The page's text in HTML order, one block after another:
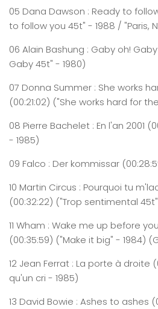
05 Dana Dawson : Readyto
to follow you 45t" - 1988 / "Paris,
06 Alain Bashung : Gaby oh! Gaby
Gaby 45t" - 1980)
07 Donna Summer : She works
(00:21:02) ("She works hard for
08 Pierre Bachelet : En l'an 2001 (0
- 1985)
09 Falco : Der kommissar (00:28:
10 Martin Circus : Pourquoi tu m'
(00:32:22) ("Trop sentimental
11 Wham : Wake me up before you
(00:35:59) ("Make it big" - 1984)
12 Jean Ferrat : La porte à droite
qu'un cri - 1985)
13 David Bowie : Ashes to ashes